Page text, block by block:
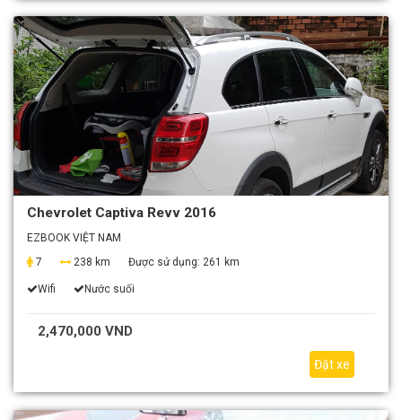
Chevrolet Captiva Revv 2016
EZBOOK VIỆT NAM
7
238 km Được sử dụng: 261 km
Wifi Nước suối
2,470,000 VND
Đặt xe